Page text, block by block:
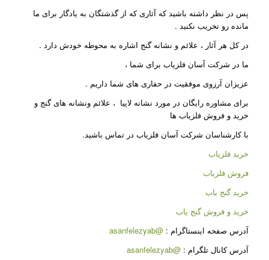
پس در نظر داشته باشید که آثاری که از گذشتگان به یادگار برای ما
مانده رو تخریب نکنید .
در کل هر آثار ، علائم و نشانه گنج اشاره به محوطه خودش دارد .
ما در شرکت آسان فلزیاب برای شما ،
عزیزان آرزوی موفقیت در حفاری های شما داریم .
برای مشاوره رایگان در مورد نشانه لاپیا ، علائم ونشانه های گنج و
خرید و فروش فلزیاب ها
با کارشناسان شرکت آسان فلزیاب در تماس باشید.
خرید فلزیاب
فروش فلزیاب
خرید گنج یاب
خرید و فروش گنج یاب
آدرس صفحه اینستاگرام : @asanfelezyab
آدرس کانال تلگرام : @asanfelezyab